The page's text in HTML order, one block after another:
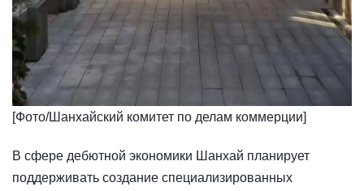
​​[Фото/Шанхайский комитет по делам коммерции]
В сфере дебютной экономики Шанхай планирует
поддерживать создание специализированных